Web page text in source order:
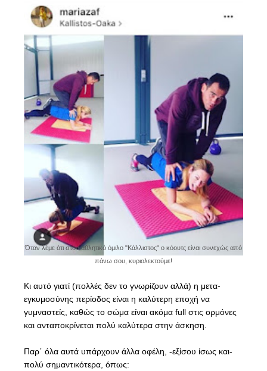
Όταν λέμε ότι στον αθλητικό όμιλο "Κάλλιστος" ο κόουτς είναι συνεχώς από
πάνω σου, κυριολεκτούμε!
Κι αυτό γιατί (πολλές δεν το γνωρίζουν αλλά) η μετα-
εγκυμοσύνης περίοδος είναι η καλύτερη εποχή να
γυμναστείς, καθώς το σώμα είναι ακόμα full στις ορμόνες
και ανταποκρίνεται πολύ καλύτερα στην άσκηση.
Παρ΄ όλα αυτά υπάρχουν άλλα οφέλη, -εξίσου ίσως και-
πολύ σημαντικότερα, όπως: